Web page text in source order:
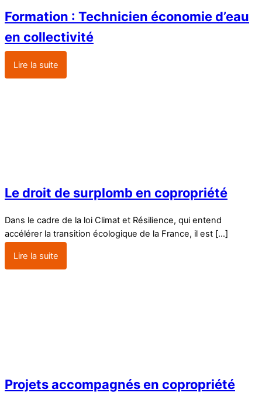
Formation : Technicien économie d’eau
en collectivité
Lire la suite
Le droit de surplomb en copropriété
Dans le cadre de la loi Climat et Résilience, qui entend
accélérer la transition écologique de la France, il est […]
Lire la suite
Projets accompagnés en copropriété